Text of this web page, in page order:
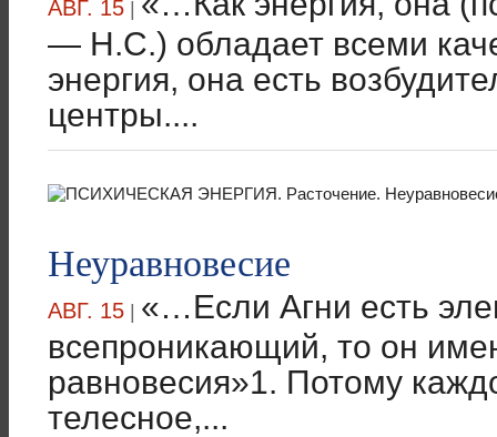
АВГ. 15 |
— Н.С.) обладает всеми
энергия, она есть
центры....
Неуравновесие
АВГ. 15 | «…Если Агни есть
всепроникающий, то он
равновесия»1. Потому
телесное,...